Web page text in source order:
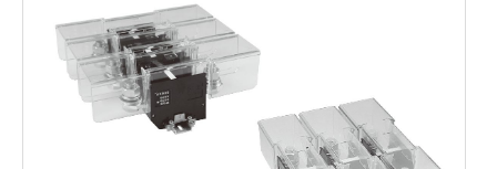
よくある質問